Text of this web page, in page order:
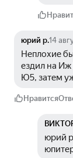
юрий р.14
Неплохие
ездил на Иж
Ю5, затем
Нравится
юрий